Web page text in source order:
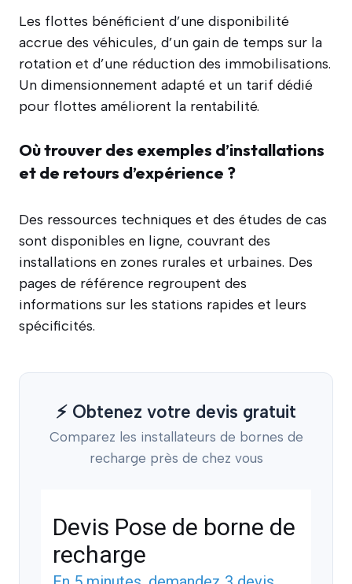
Les flottes bénéficient d’une disponibilité
accrue des véhicules, d’un gain de temps sur la
rotation et d’une réduction des immobilisations.
Un dimensionnement adapté et un tarif dédié
pour flottes améliorent la rentabilité.
Où trouver des exemples d’installations
et de retours d’expérience ?
Des ressources techniques et des études de cas
sont disponibles en ligne, couvrant des
installations en zones rurales et urbaines. Des
pages de référence regroupent des
informations sur les stations rapides et leurs
spécificités.
⚡ Obtenez votre devis gratuit
Comparez les installateurs de bornes de
recharge près de chez vous
Devis Pose de borne de
recharge